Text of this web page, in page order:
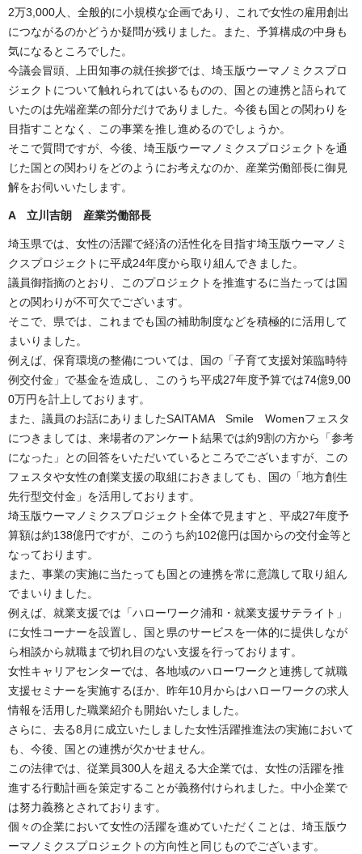
2万3,000人、全般的に小規模な企画であり、これで女性の雇用創出
につながるのかどうか疑問が残りました。また、予算構成の中身も
気になるところでした。
今議会冒頭、上田知事の就任挨拶では、埼玉版ウーマノミクスプロ
ジェクトについて触れられてはいるものの、国との連携と語られて
いたのは先端産業の部分だけでありました。今後も国との関わりを
目指すことなく、この事業を推し進めるのでしょうか。
そこで質問ですが、今後、埼玉版ウーマノミクスプロジェクトを通
じた国との関わりをどのようにお考えなのか、産業労働部長に御見
解をお伺いいたします。
A 立川吉朗 産業労働部長
埼玉県では、女性の活躍で経済の活性化を目指す埼玉版ウーマノミ
クスプロジェクトに平成24年度から取り組んできました。
議員御指摘のとおり、このプロジェクトを推進するに当たっては国
との関わりが不可欠でございます。
そこで、県では、これまでも国の補助制度などを積極的に活用して
まいりました。
例えば、保育環境の整備については、国の「子育て支援対策臨時特
例交付金」で基金を造成し、このうち平成27年度予算では74億9,00
0万円を計上しております。
また、議員のお話にありましたSAITAMA Smile Womenフェスタ
につきましては、来場者のアンケート結果では約9割の方から「参考
になった」との回答をいただいているところでございますが、この
フェスタや女性の創業支援の取組におきましても、国の「地方創生
先行型交付金」を活用しております。
埼玉版ウーマノミクスプロジェクト全体で見ますと、平成27年度予
算額は約138億円ですが、このうち約102億円は国からの交付金等と
なっております。
また、事業の実施に当たっても国との連携を常に意識して取り組ん
でまいりました。
例えば、就業支援では「ハローワーク浦和・就業支援サテライト」
に女性コーナーを設置し、国と県のサービスを一体的に提供しなが
ら相談から就職まで切れ目のない支援を行っております。
女性キャリアセンターでは、各地域のハローワークと連携して就職
支援セミナーを実施するほか、昨年10月からはハローワークの求人
情報を活用した職業紹介も開始いたしました。
さらに、去る8月に成立いたしました女性活躍推進法の実施において
も、今後、国との連携が欠かせません。
この法律では、従業員300人を超える大企業では、女性の活躍を推
進する行動計画を策定することが義務付けられました。中小企業で
は努力義務とされております。
個々の企業において女性の活躍を進めていただくことは、埼玉版ウ
ーマノミクスプロジェクトの方向性と同じものでございます。